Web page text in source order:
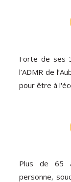
Forte de ses
l’ADMR de
pour être à
Plus de 65
personne,